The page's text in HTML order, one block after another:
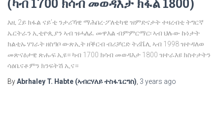
እዚ 2ይ ክፋል ናይ’ቲ ንታሪኻዊ ማሕበረ-ፖለቲካዊ ዝምድናታት ተዛረብቲ ትግርኛ
ኤርትራን ኢቲዮጲያን ኣብ ዝሓለፈ መዋእል ብምምርማር፡ ኣብ ህሉው ኩነታት
ክልቲኡ ሃገራት ዘስዓቦ ውጽኢት ዘቕርብ ብሪቻርድ ትሪቬሊ ኣብ 1998 ዝተዳለወ
መጽናዕታዊ ጽሑፍ ኢዩ። ካብ 1700 ክሳብ መወዳእታ 1800 ዝተራእዩ ክስተታትን
ሳዕቤናቶምን ክንፍትሽ ኢና።
ByAbrhaley T. Habte (ኣብርሃለይ ተስፋጌርግስ) 3 years ago